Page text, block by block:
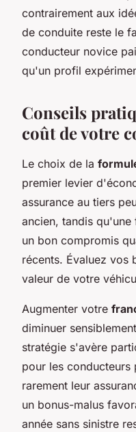
contrairement aux
de conduite reste le
conducteur novice
qu'un profil
Conseils
coût de votre
Le choix de la
premier levier
assurance au tiers
ancien, tandis
un bon compromis
récents. Évaluez vos
valeur de votre
Augmenter votre
diminuer
stratégie s'avère
pour les conducteurs
rarement leur
un bonus-malus
année sans sinistre